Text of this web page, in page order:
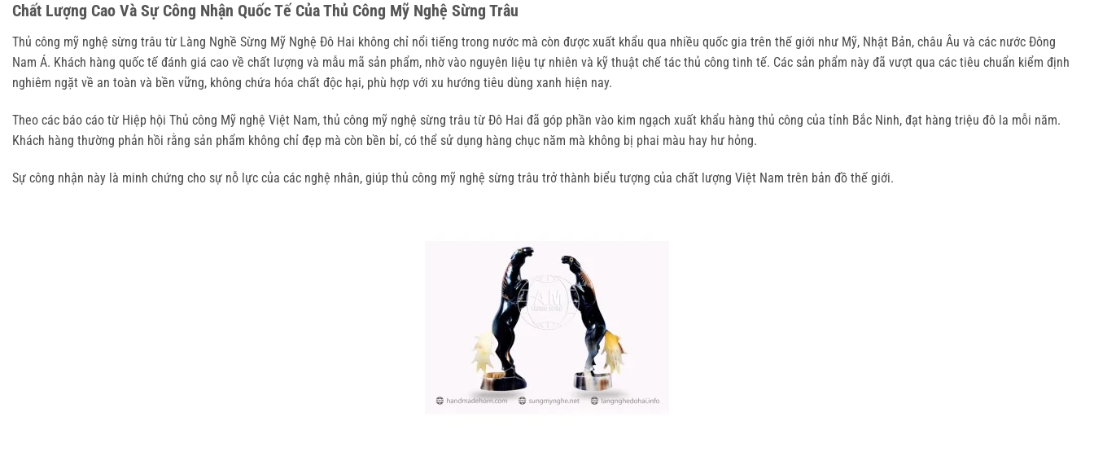
Chất Lượng Cao Và Sự Công Nhận Quốc Tế Của Thủ Công Mỹ Nghệ Sừng Trâu
Thủ công mỹ nghệ sừng trâu từ Làng Nghề Sừng Mỹ Nghệ Đô Hai không chỉ nổi tiếng trong nước mà còn được xuất khẩu qua nhiều quốc gia trên thế giới như Mỹ, Nhật Bản, châu Âu và các nước Đông
Nam Á. Khách hàng quốc tế đánh giá cao về chất lượng và mẫu mã sản phẩm, nhờ vào nguyên liệu tự nhiên và kỹ thuật chế tác thủ công tinh tế. Các sản phẩm này đã vượt qua các tiêu chuẩn kiểm định
nghiêm ngặt về an toàn và bền vững, không chứa hóa chất độc hại, phù hợp với xu hướng tiêu dùng xanh hiện nay.
Theo các báo cáo từ Hiệp hội Thủ công Mỹ nghệ Việt Nam, thủ công mỹ nghệ sừng trâu từ Đô Hai đã góp phần vào kim ngạch xuất khẩu hàng thủ công của tỉnh Bắc Ninh, đạt hàng triệu đô la mỗi năm.
Khách hàng thường phản hồi rằng sản phẩm không chỉ đẹp mà còn bền bỉ, có thể sử dụng hàng chục năm mà không bị phai màu hay hư hỏng.
Sự công nhận này là minh chứng cho sự nỗ lực của các nghệ nhân, giúp thủ công mỹ nghệ sừng trâu trở thành biểu tượng của chất lượng Việt Nam trên bản đồ thế giới.